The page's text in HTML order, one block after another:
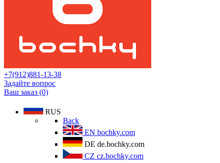
+7(912)881-13-38
Задайте вопрос
Ваш заказ (0)
RUS
Back
EN bochky.com
DE de.bochky.com
CZ cz.bochky.com